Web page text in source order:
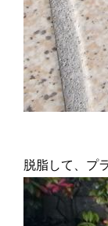
脱脂して、プ